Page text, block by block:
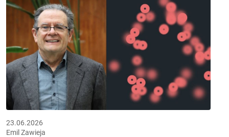
23.06.2026
Emil Zawieja